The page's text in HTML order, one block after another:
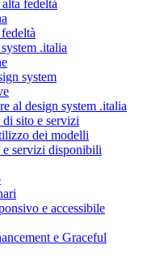
fedeltà
.italia
system
al design system .italia
sito e servizi
dei modelli
servizi disponibili
e accessibile
e Graceful